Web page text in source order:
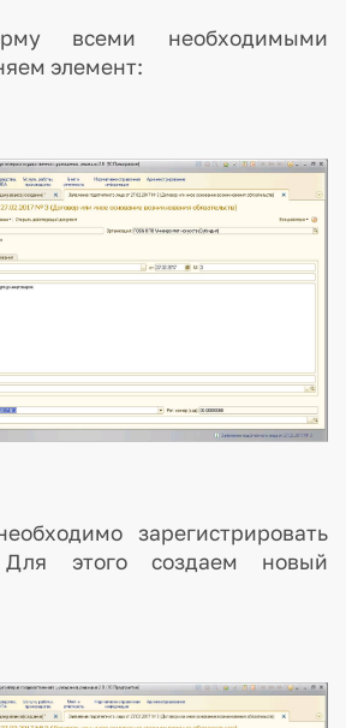
всеми необходимыми
элемент:
зарегистрировать
Для этого создаем новый